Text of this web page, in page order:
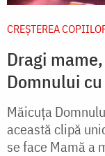
CREŞTEREA
Dragi
Domnului
Măicuța
această clipă
se face Mamă a